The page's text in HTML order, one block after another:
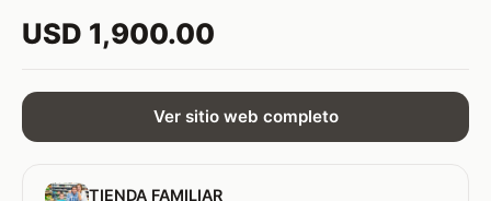
USD 1,900.00
Ver sitio web completo
TIENDA FAMILIAR